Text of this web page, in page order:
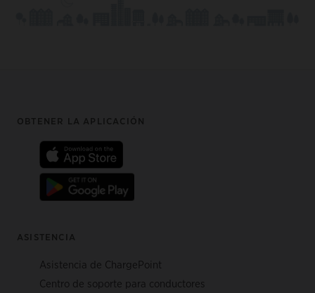
Footer
OBTENER LA APLICACIÓN
ASISTENCIA
Asistencia de ChargePoint
Centro de soporte para conductores